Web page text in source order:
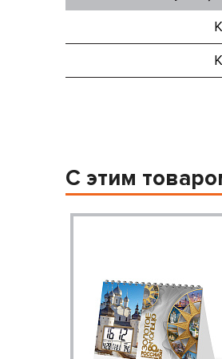
С этим